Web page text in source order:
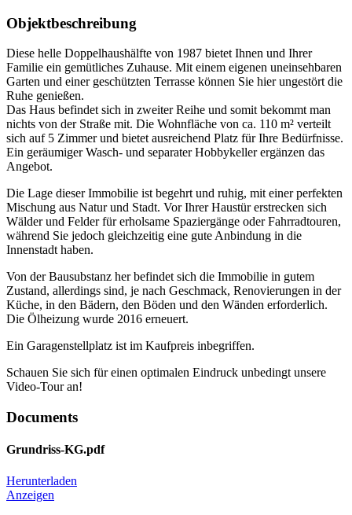
Objektbeschreibung
Diese helle Doppelhaushälfte von 1987 bietet Ihnen und Ihrer
Familie ein gemütliches Zuhause. Mit einem eigenen uneinsehbaren
Garten und einer geschützten Terrasse können Sie hier ungestört die
Ruhe genießen.
Das Haus befindet sich in zweiter Reihe und somit bekommt man
nichts von der Straße mit. Die Wohnfläche von ca. 110 m² verteilt
sich auf 5 Zimmer und bietet ausreichend Platz für Ihre Bedürfnisse.
Ein geräumiger Wasch- und separater Hobbykeller ergänzen das
Angebot.
Die Lage dieser Immobilie ist begehrt und ruhig, mit einer perfekten
Mischung aus Natur und Stadt. Vor Ihrer Haustür erstrecken sich
Wälder und Felder für erholsame Spaziergänge oder Fahrradtouren,
während Sie jedoch gleichzeitig eine gute Anbindung in die
Innenstadt haben.
Von der Bausubstanz her befindet sich die Immobilie in gutem
Zustand, allerdings sind, je nach Geschmack, Renovierungen in der
Küche, in den Bädern, den Böden und den Wänden erforderlich.
Die Ölheizung wurde 2016 erneuert.
Ein Garagenstellplatz ist im Kaufpreis inbegriffen.
Schauen Sie sich für einen optimalen Eindruck unbedingt unsere
Video-Tour an!
Documents
Grundriss-KG.pdf
Herunterladen
Anzeigen